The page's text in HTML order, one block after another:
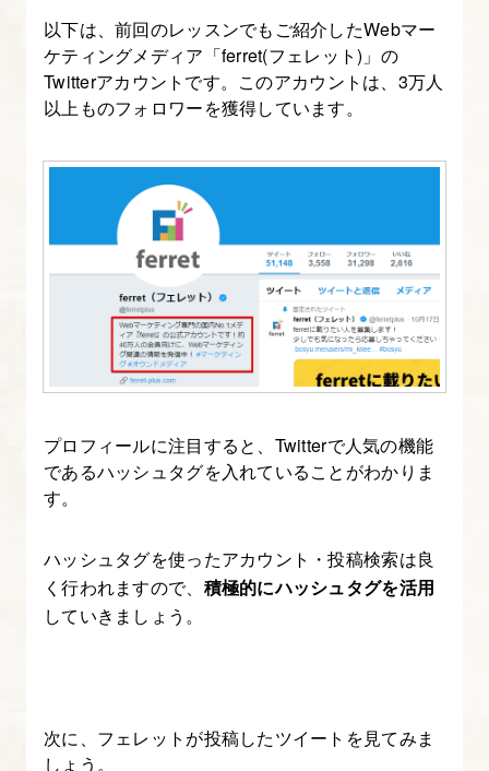
以下は、前回のレッスンでもご紹介したWebマー
ケティングメディア「ferret(フェレット)」の
Twitterアカウントです。このアカウントは、3万人
以上ものフォロワーを獲得しています。
プロフィールに注目すると、Twitterで人気の機能
であるハッシュタグを入れていることがわかりま
す。
ハッシュタグを使ったアカウント・投稿検索は良
く行われますので、 積極的にハッシュタグを活用
していきましょう。
次に、フェレットが投稿したツイートを見てみま
しょう。